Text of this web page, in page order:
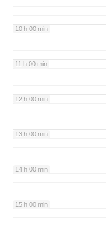
10 h 00 min
11 h 00 min
12 h 00 min
13 h 00 min
14 h 00 min
15 h 00 min